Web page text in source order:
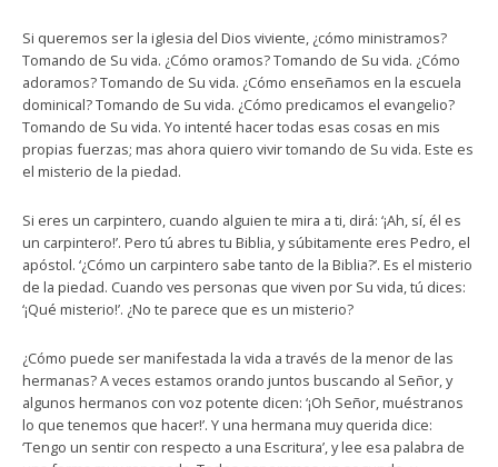
Si queremos ser la iglesia del Dios viviente, ¿cómo ministramos?
Tomando de Su vida. ¿Cómo oramos? Tomando de Su vida. ¿Cómo
adoramos? Tomando de Su vida. ¿Cómo enseñamos en la escuela
dominical? Tomando de Su vida. ¿Cómo predicamos el evangelio?
Tomando de Su vida. Yo intenté hacer todas esas cosas en mis
propias fuerzas; mas ahora quiero vivir tomando de Su vida. Este es
el misterio de la piedad.
Si eres un carpintero, cuando alguien te mira a ti, dirá: ‘¡Ah, sí, él es
un carpintero!’. Pero tú abres tu Biblia, y súbitamente eres Pedro, el
apóstol. ‘¿Cómo un carpintero sabe tanto de la Biblia?’. Es el misterio
de la piedad. Cuando ves personas que viven por Su vida, tú dices:
‘¡Qué misterio!’. ¿No te parece que es un misterio?
¿Cómo puede ser manifestada la vida a través de la menor de las
hermanas? A veces estamos orando juntos buscando al Señor, y
algunos hermanos con voz potente dicen: ‘¡Oh Señor, muéstranos
lo que tenemos que hacer!’. Y una hermana muy querida dice:
‘Tengo un sentir con respecto a una Escritura’, y lee esa palabra de